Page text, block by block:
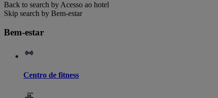
Back to search by Acesso ao hotel
Skip search by Bem-estar
Bem-estar
Centro de fitness